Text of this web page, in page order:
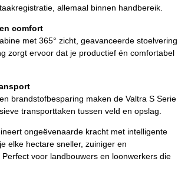
allemaal binnen handbereik.
comfort
met 365° zicht, geavanceerde stoelvering
zorgt ervoor dat je productief én comfortabel
brandstofbesparing maken de Valtra S Serie
transporttaken tussen veld en opslag.
ongeëvenaarde kracht met intelligente
elke hectare sneller, zuiniger en
voor landbouwers en loonwerkers die